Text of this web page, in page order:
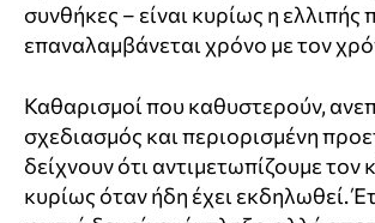
συνθήκες – είναι κυρίως η
επαναλαμβάνεται χρόνο με τον
Καθαρισμοί που καθυστερούν,
σχεδιασμός και περιορισμένη
δείχνουν ότι αντιμετωπίζουμε τον
κυρίως όταν ήδη έχει εκδηλωθεί.